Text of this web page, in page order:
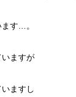
す…。
ますが
ますし